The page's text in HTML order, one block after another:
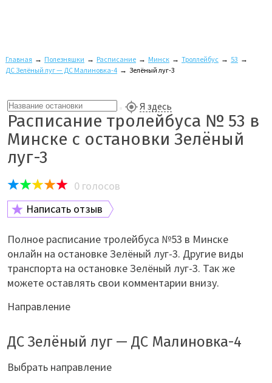
Главная → Полезняшки → Расписание → Минск → Троллейбус → 53 →
ДС Зелёный луг — ДС Малиновка-4 → Зелёный луг-3
Я здесь
Расписание тролейбуса № 53 в
Минске с остановки Зелёный
луг-3
0 голосов
Написать отзыв
Полное расписание тролейбуса №53 в Минске
онлайн на остановке Зелёный луг-3. Другие виды
транспорта на остановке Зелёный луг-3. Так же
можете оставлять свои комментарии внизу.
Направление
ДС Зелёный луг — ДС Малиновка-4
Выбрать направление